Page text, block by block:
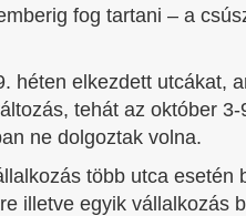
fog tartani – a
héten elkezdett utcákat,
tehát az október
ne dolgoztak volna.
több utca esetén
illetve egyik vállalkozás